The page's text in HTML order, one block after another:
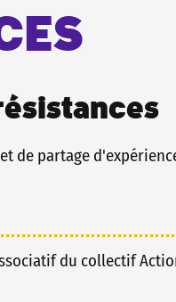
de partage
du collectif